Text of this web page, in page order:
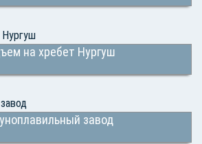
на хребет Нургуш
завод